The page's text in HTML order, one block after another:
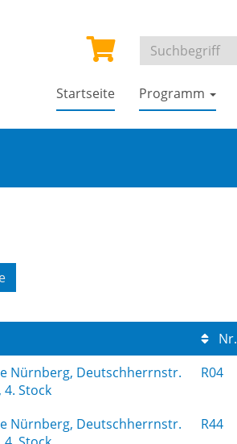
Startseite Programm
Nr.
Nürnberg, Deutschherrnstr.
4. Stock
R04
Nürnberg, Deutschherrnstr.
R44